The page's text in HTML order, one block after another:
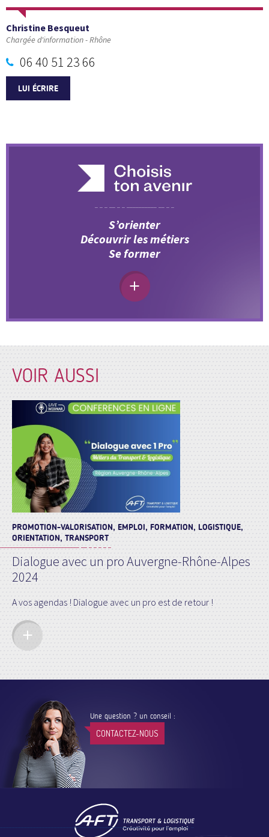
Christine Besqueut
Chargée d'information - Rhône
06 40 51 23 66
LUI ÉCRIRE
S’orienter
Découvrir les métiers
Se former
VOIR AUSSI
PROMOTION-VALORISATION, EMPLOI, FORMATION, LOGISTIQUE,
ORIENTATION, TRANSPORT
Dialogue avec un pro Auvergne-Rhône-Alpes
2024
A vos agendas ! Dialogue avec un pro est de retour !
Une question ? un conseil :
CONTACTEZ-NOUS